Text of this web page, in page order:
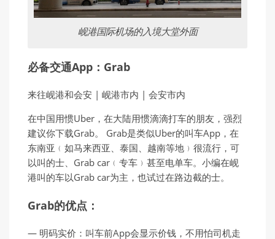
岘港国际机场的入境大堂外面
必备交通App：Grab
来往岘港和会安 | 岘港市内 | 会安市内
在中国用惯Uber，在大陆用惯滴滴打车的朋友，强烈
建议你下载Grab。 Grab是类似Uber的叫车App，在
东南亚﹙如马来西亚、泰国、越南等地﹚很流行，可
以叫的士、Grab car﹙专车﹚甚至电单车。小编在岘
港叫的车以Grab car为主，也试过在路边截的士。
Grab的优点：
— 明码实价：叫车前App会显示价钱，不用怕司机走